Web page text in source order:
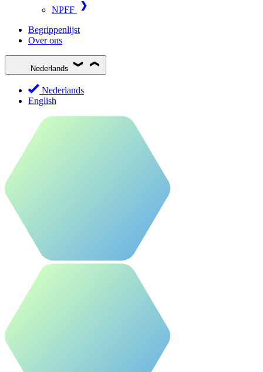
NPFF
Begrippenlijst
Over ons
Nederlands
Nederlands
English